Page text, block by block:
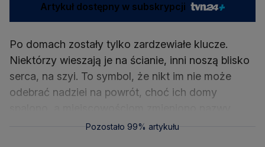
Artykuł dostępny w subskrypcji
Po domach zostały tylko zardzewiałe klucze.
Niektórzy wieszają je na ścianie, inni noszą blisko
serca, na szyi. To symbol, że nikt im nie może
odebrać nadziei na powrót, choć ich domy
Pozostało 99% artykułu